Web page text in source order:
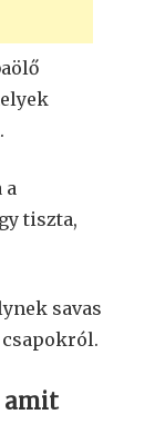
a
tiszta,
savas
amit